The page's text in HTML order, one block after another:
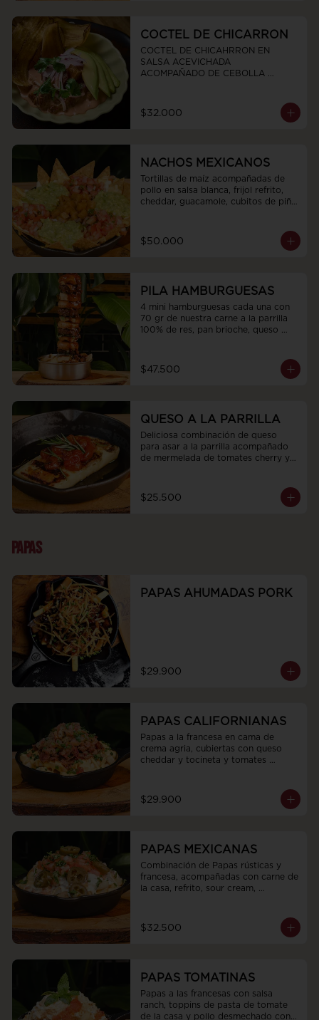
COCTEL DE CHICARRON
COCTEL DE CHICAHRRON EN
SALSA ACEVICHADA
ACOMPAÑADO DE CEBOLLA
$32.000
NACHOS MEXICANOS
Tortillas de maíz acompañadas de
pollo en salsa blanca, frijol refrito,
cheddar, guacamole, cubitos de piña
$50.000
PILA HAMBURGUESAS
4 mini hamburguesas cada una con
70 gr de nuestra carne a la parrilla
100% de res, pan brioche, queso
salsa de la casa de tu elección, bbq
demiglas con topping crocante de
$47.500
QUESO A LA PARRILLA
Deliciosa combinación de queso
para asar a la parrilla acompañado
de mermelada de tomates cherry y
$25.500
PAPAS
PAPAS AHUMADAS PORK
$29.900
PAPAS CALIFORNIANAS
Papas a la francesa en cama de
crema agria, cubiertas con queso
cheddar y tocineta y tomates
$29.900
PAPAS MEXICANAS
Combinación de Papas rústicas y
francesa, acompañadas con carne de
la casa, refrito, sour cream,
$32.500
PAPAS TOMATINAS
Papas a las francesas con salsa
ranch, toppins de pasta de tomate
de la casa y pollo desmechado con